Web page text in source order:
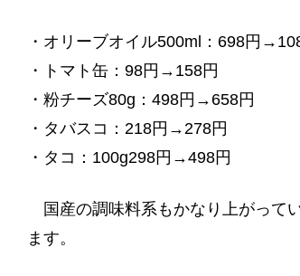
・オリーブオイル500ml：698円
・トマト缶：98円→158円
・粉チーズ80g：498円→658円
・タバスコ：218円→278円
・タコ：100g298円→498円
国産の調味料系もかなり上がって
ます。